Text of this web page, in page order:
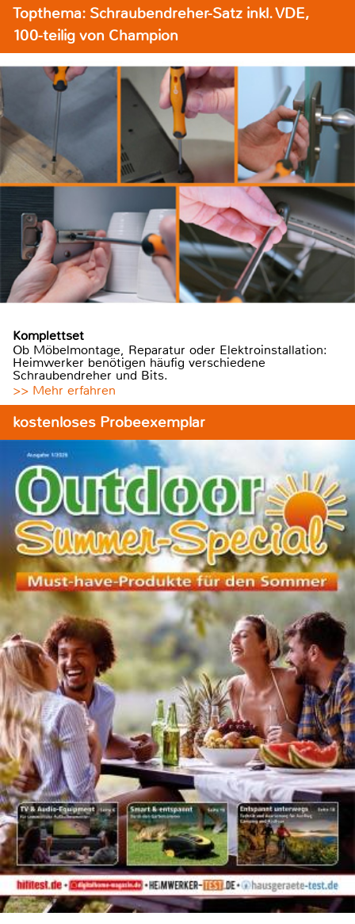
Topthema: Schraubendreher-Satz inkl. VDE,
100-teilig von Champion
Komplettset
Ob Möbelmontage, Reparatur oder Elektroinstallation:
Heimwerker benötigen häufig verschiedene
Schraubendreher und Bits.
>> Mehr erfahren
kostenloses Probeexemplar